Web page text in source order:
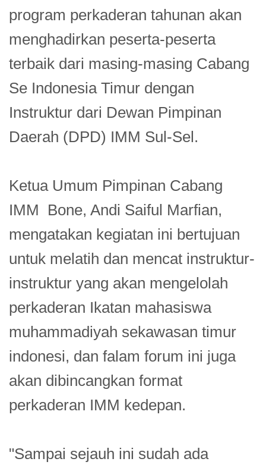
program perkaderan tahunan akan
menghadirkan peserta-peserta
terbaik dari masing-masing Cabang
Se Indonesia Timur dengan
Instruktur dari Dewan Pimpinan
Daerah (DPD) IMM Sul-Sel.
Ketua Umum Pimpinan Cabang
IMM Bone, Andi Saiful Marfian,
mengatakan kegiatan ini bertujuan
untuk melatih dan mencat instruktur-
instruktur yang akan mengelolah
perkaderan Ikatan mahasiswa
muhammadiyah sekawasan timur
indonesi, dan falam forum ini juga
akan dibincangkan format
perkaderan IMM kedepan.
"Sampai sejauh ini sudah ada